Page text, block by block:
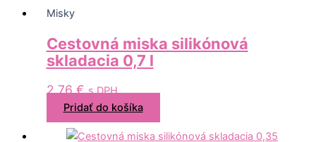
Misky
Cestovná miska silikónová
skladacia 0,7 l
2,76€ s DPH
Pridať do košíka